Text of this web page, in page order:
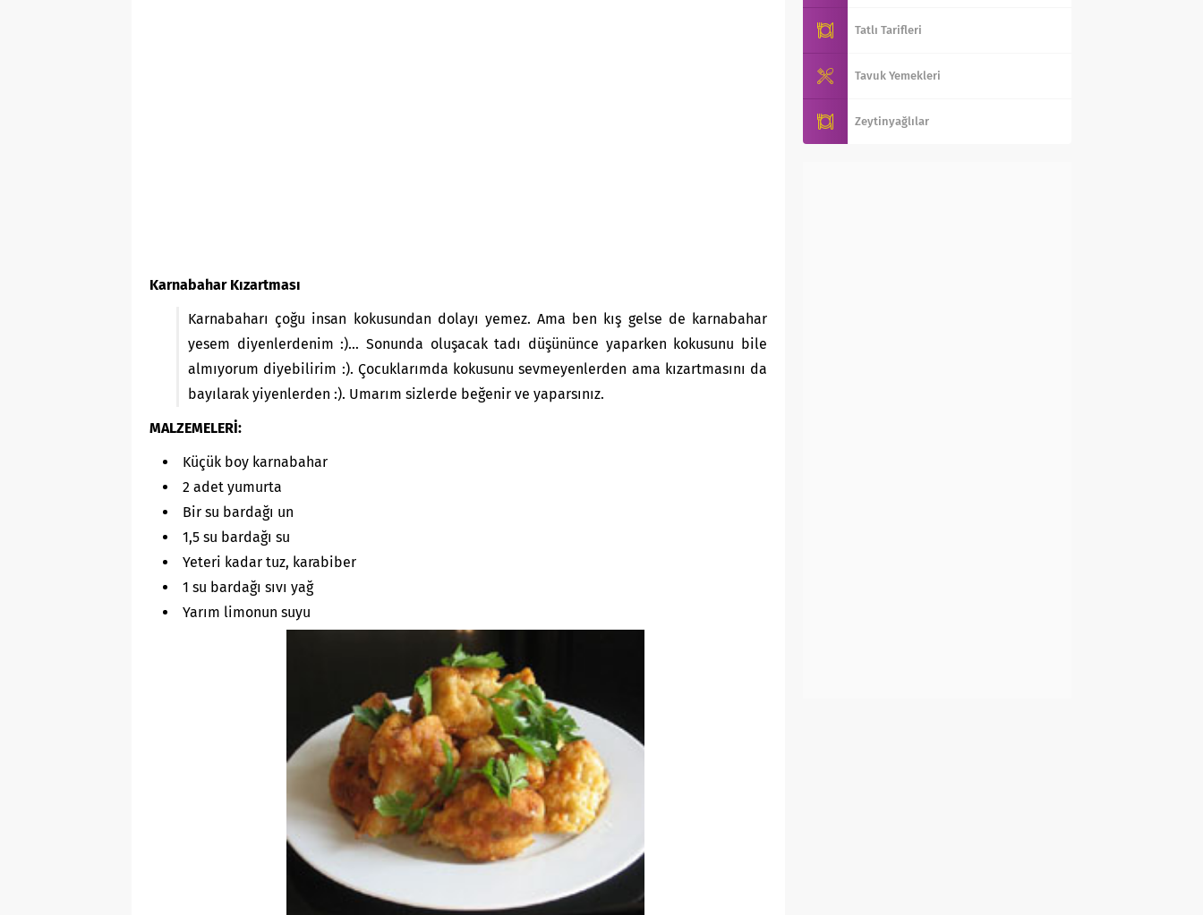
Karnabahar Kızartması
Karnabaharı çoğu insan kokusundan dolayı yemez. Ama ben kış gelse de karnabahar
yesem diyenlerdenim :)… Sonunda oluşacak tadı düşününce yaparken kokusunu bile
almıyorum diyebilirim :). Çocuklarımda kokusunu sevmeyenlerden ama kızartmasını da
bayılarak yiyenlerden :). Umarım sizlerde beğenir ve yaparsınız.
MALZEMELERİ:
Küçük boy karnabahar
2 adet yumurta
Bir su bardağı un
1,5 su bardağı su
Yeteri kadar tuz, karabiber
1 su bardağı sıvı yağ
Yarım limonun suyu
Tatlı Tarifleri
Tavuk Yemekleri
Zeytinyağlılar